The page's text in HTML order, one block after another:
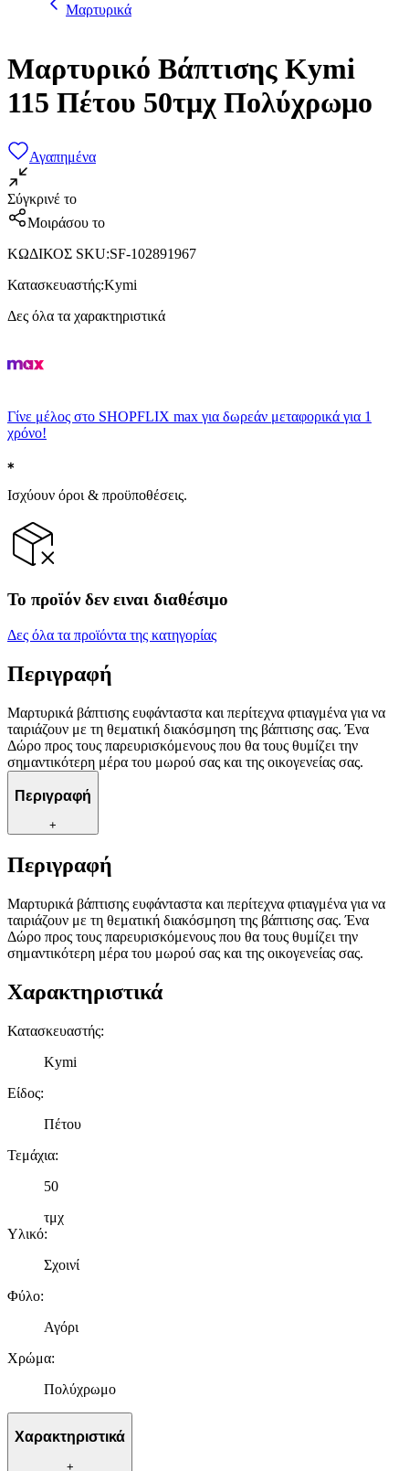
Μαρτυρικά
Μαρτυρικό Βάπτισης Kymi
115 Πέτου 50τμχ Πολύχρωμο
Αγαπημένα
Σύγκρινέ το
Μοιράσου το
ΚΩΔΙΚΟΣ SKU:SF-102891967
Κατασκευαστής:Kymi
Δες όλα τα χαρακτηριστικά
Γίνε μέλος στο SHOPFLIX max για δωρεάν μεταφορικά για 1
χρόνο!
Ισχύουν όροι & προϋποθέσεις.
Το προϊόν δεν ειναι διαθέσιμο
Δες όλα τα προϊόντα της κατηγορίας
Περιγραφή
Μαρτυρικά βάπτισης ευφάνταστα και περίτεχνα φτιαγμένα για να
ταιριάζουν με τη θεματική διακόσμηση της βάπτισης σας. Ένα
Δώρο προς τους παρευρισκόμενους που θα τους θυμίζει την
σημαντικότερη μέρα του μωρού σας και της οικογενείας σας.
Περιγραφή
+
Περιγραφή
Μαρτυρικά βάπτισης ευφάνταστα και περίτεχνα φτιαγμένα για να
ταιριάζουν με τη θεματική διακόσμηση της βάπτισης σας. Ένα
Δώρο προς τους παρευρισκόμενους που θα τους θυμίζει την
σημαντικότερη μέρα του μωρού σας και της οικογενείας σας.
Χαρακτηριστικά
Κατασκευαστής:
Kymi
Είδος:
Πέτου
Τεμάχια:
50
τμχ
Υλικό:
Σχοινί
Φύλο:
Αγόρι
Χρώμα:
Πολύχρωμο
Χαρακτηριστικά
+